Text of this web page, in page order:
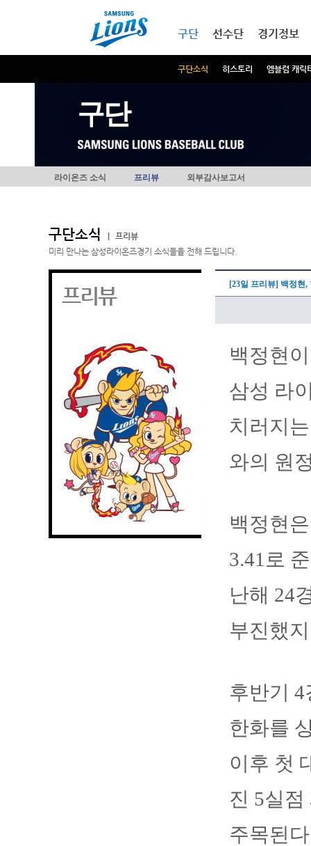
구단
구단소식 히스토리 엠블럼 캐릭
선수단 경기정보
구단
라이온즈 소식 프리뷰 외부감사보고서
구단소식
프리뷰
미리 만나는 삼성라이온즈경기 소식들을 전해 드립니다.
프리뷰 [23일 프리뷰] 백정현
백정현
삼성 라
치러지
와의 원
백정현
3.41로
난해 24
부진했
후반기
한화를
이후 첫
진 5실
주목된